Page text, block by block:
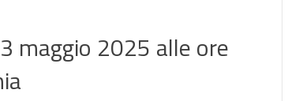
maggio 2025 alle ore